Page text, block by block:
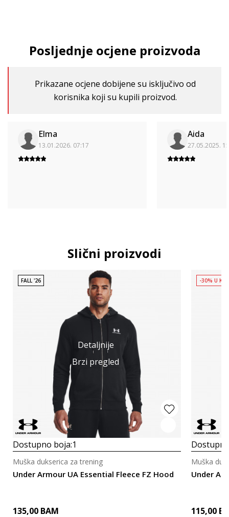
Posljednje ocjene proizvoda
Prikazane ocjene dobijene su isključivo od
korisnika koji su kupili proizvod.
Elma
13.01.2026. 07:17
Aida
27.05.2025.
Slični proizvodi
Detaljnije
Brzi pregled
FALL '26
Dostupno boja:1
Under Armour UA Essential Fleece FZ Hood
Muška dukserica za trening
135,00 BAM
-30% U
Under
Muška
115,00